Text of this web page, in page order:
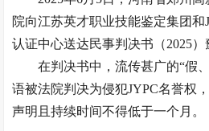
院向江苏英才职业技能鉴定集团
认证中心送达民事判决书（2025）
在判决书中，流传甚广的“假
语被法院判决为侵犯JYPC名誉权
声明且持续时间不得低于一个月。